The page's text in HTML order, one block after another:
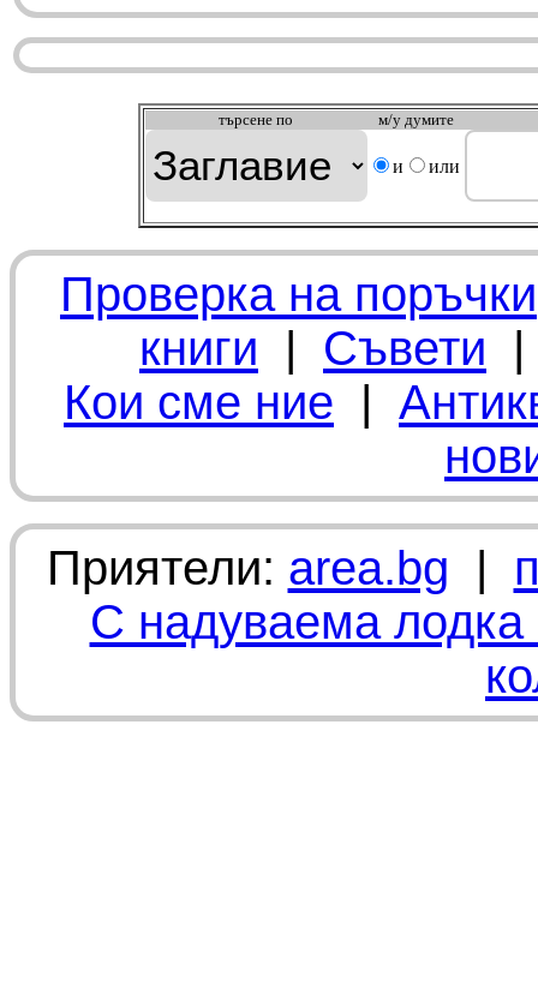
търсeне по м/у думите
и или
Проверка на поръчки
книги | Съвети
Кои сме ние |
Приятели: area.bg |
С надуваема лодка